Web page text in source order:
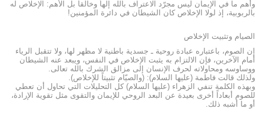
وأهم ما في الإيمان ليس مجرّد الاعتراف بالله إلهاً وخالقاً بل الأهم: الإخلاص له
بالربوبية، إذ لولا الإخلاص كان الشيطان في دائرة المؤمنين!
الصيام وتثبيت الإخلاص
إن الصوم، باعتباره عبادة روحية ـ جسدية باطنية لا مظهر لها، ولا تتقبل الرياء
أمام الآخرين، فإن الالتزام به يثبت الإخلاص في النفس، ويبعد عنه الشيطان
ووساوسه ومحاولاته لحرف الإنسان إلى مزالق الشرك بالله تعالى.
ولذلك قالت فاطمة (عليها السلام): (والصيّام تثبيتاً للإخلاص).
وبهذه الكلمة تنفي الزهراء (عليها السلام) كل التحليلات التي تحاول أن تعطي
للصوم أبعاداً أخرى بعيدة عن البعد الروحي للإيمان والتقوى مثل تقوية الإرادة،
أو ما أشبه ذلك.